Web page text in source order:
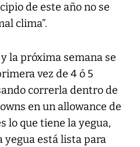
de este año no se
clima”.
la próxima semana se
vez de 4 ó 5
correrla dentro de
en un allowance de
lo que tiene la yegua,
yegua está lista para